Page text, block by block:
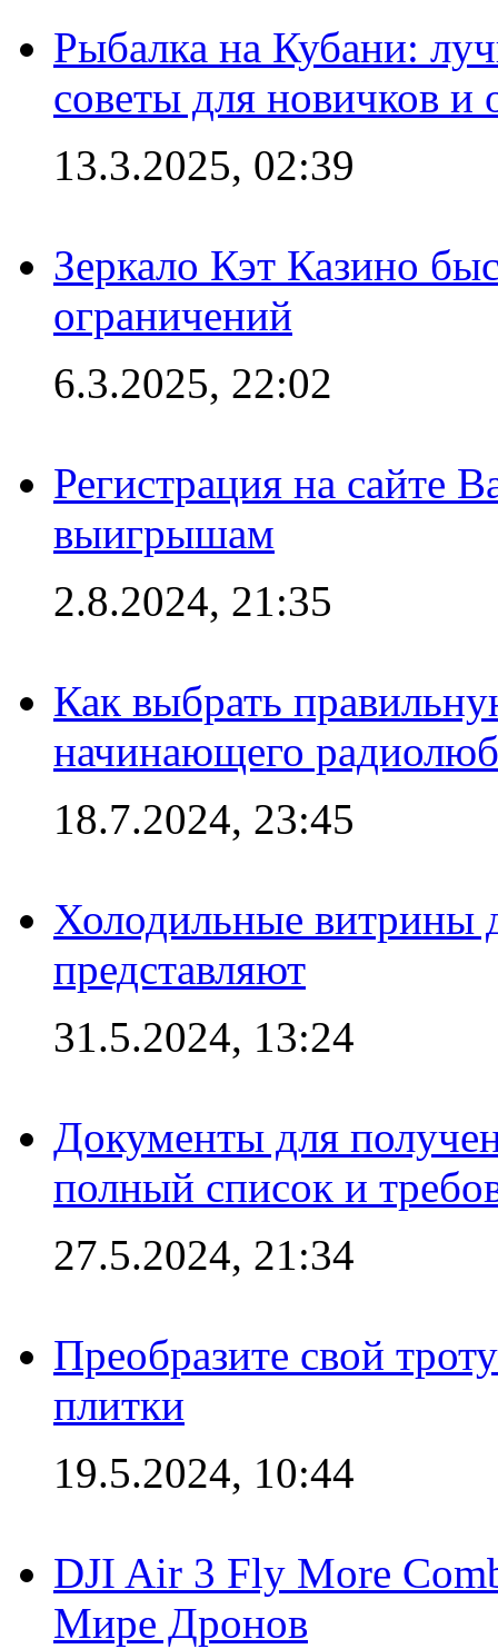
Рыбалка на Кубани:
советы для новичков
13.3.2025, 02:39
Зеркало Кэт Казино
ограничений
6.3.2025, 22:02
Регистрация на сайте
выигрышам
2.8.2024, 21:35
Как выбрать
начинающего
18.7.2024, 23:45
Холодильные витрины
представляют
31.5.2024, 13:24
Документы для
полный список и
27.5.2024, 21:34
Преобразите свой
плитки
19.5.2024, 10:44
DJI Air 3 Fly More
Мире Дронов